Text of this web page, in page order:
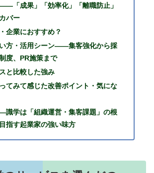
「成果」「効率化」「離職防止」
バー
企業におすすめ？
方・活用シーン——集客強化から採
度、PR施策まで
と比較した強み
てみて感じた改善ポイント・気にな
識学は「組織運営・集客課題」の根
指す起業家の強い味方